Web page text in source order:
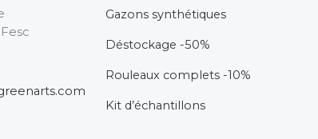
Gazons synthétiques
Déstockage -50%
Rouleaux complets -10%
Kit d’échantillons